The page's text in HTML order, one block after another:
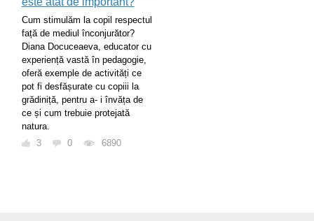
Cum stimulăm la copil respectul
față de mediul înconjurător?
Diana Docuceaeva, educator cu
experiență vastă în pedagogie,
oferă exemple de activități ce
pot fi desfășurate cu copiii la
grădiniță, pentru a- i învăța de
ce și cum trebuie protejată
natura.
3
0 6890